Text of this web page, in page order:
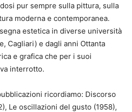
pur sempre sulla pittura, sulla
moderna e contemporanea.
estetica in diverse università
Cagliari) e dagli anni Ottanta
e grafica che per i suoi
interrotto.
ricordiamo: Discorso
Le oscillazioni del gusto (1958),